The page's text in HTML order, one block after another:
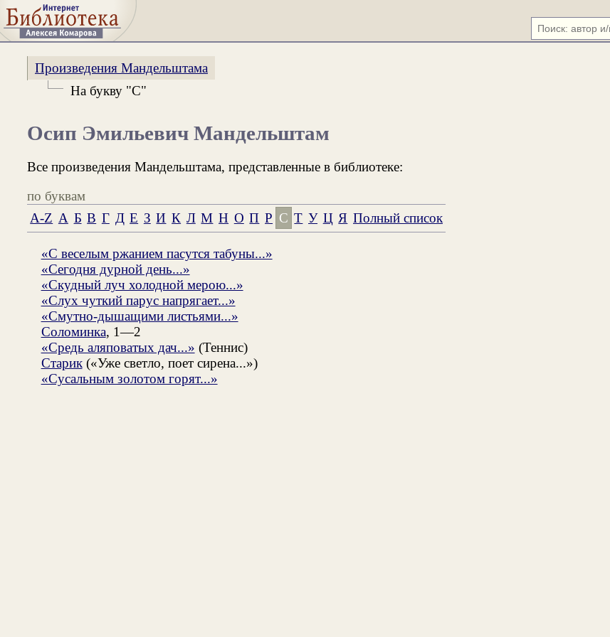
Произведения Мандельштама
На букву "С"
Осип Эмильевич Мандельштам
Все произведения Мандельштама, представленные в библиотеке:
по буквам
A-Z А Б В Г Д Е З И К Л М Н О П Р С Т У Ц Я Полный список
«С веселым ржанием пасутся табуны...»
«Сегодня дурной день...»
«Скудный луч холодной мерою...»
«Слух чуткий парус напрягает...»
«Смутно-дышащими листьями...»
Соломинка, 1—2
«Средь аляповатых дач...» (Теннис)
Старик(«Уже светло, поет сирена...»)
«Сусальным золотом горят...»